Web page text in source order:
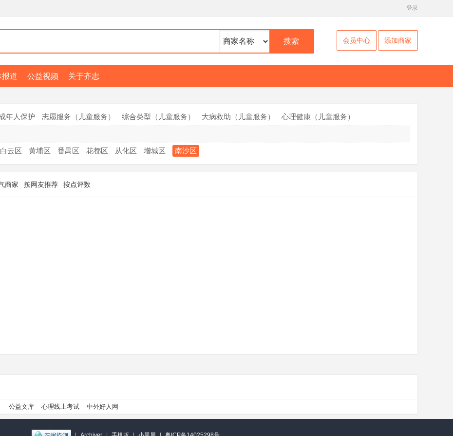
登录
搜索 会员中心 添加商家
报道 公益视频 关于齐志
年人保护 志愿服务（儿童服务） 综合类型（儿童服务） 大病救助（儿童服务） 心理健康（儿童服务）
白云区 黄埔区 番禺区 花都区 从化区 增城区 南沙区
商家 按网友推荐 按点评数
公益文库 心理线上考试 中外好人网